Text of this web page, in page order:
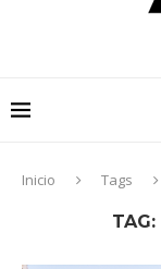
Inicio Tags
TAG: